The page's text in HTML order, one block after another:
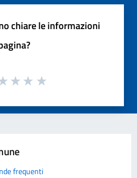
chiare le informazioni
frequenti